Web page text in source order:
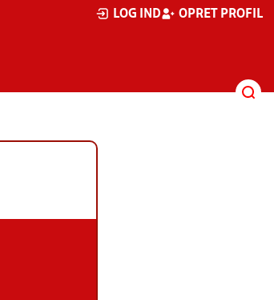
LOG IND OPRET PROFIL